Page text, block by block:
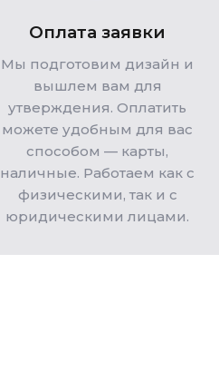
Оплата заявки
Мы подготовим дизайн и
вышлем вам для
утверждения. Оплатить
можете удобным для вас
способом — карты,
наличные. Работаем как с
физическими, так и с
юридическими лицами.